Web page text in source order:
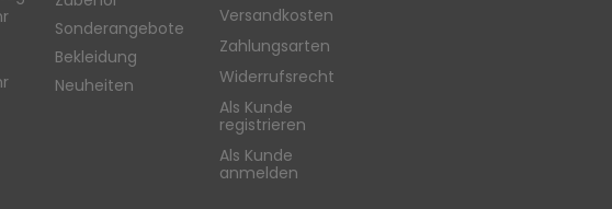
Sonderangebote
Bekleidung
Neuheiten
Versandkosten
Zahlungsarten
Widerrufsrecht
Als Kunde
registrieren
Als Kunde
anmelden